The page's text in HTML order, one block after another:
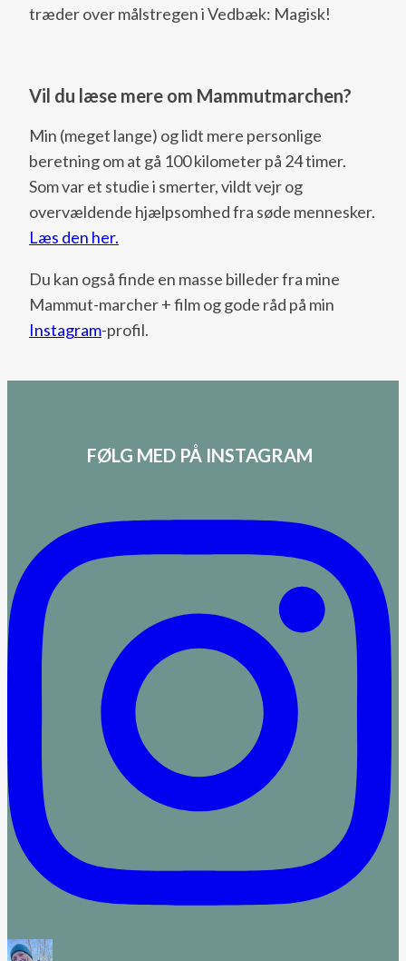
træder over målstregen i Vedbæk: Magisk!
Vil du læse mere om Mammutmarchen?
Min (meget lange) og lidt mere personlige
beretning om at gå 100 kilometer på 24 timer.
Som var et studie i smerter, vildt vejr og
overvældende hjælpsomhed fra søde mennesker.
Læs den her.
Du kan også finde en masse billeder fra mine
Mammut-marcher + film og gode råd på min
Instagram-profil.
FØLG MED PÅ INSTAGRAM